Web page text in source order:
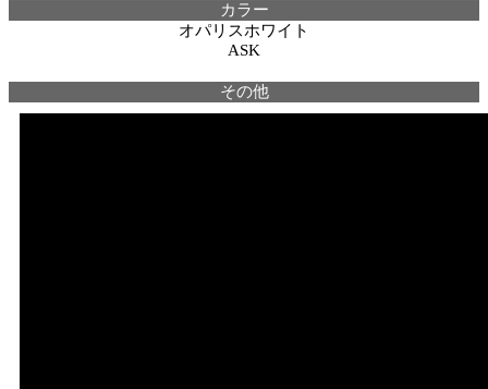
カラー
オパリスホワイト
ASK
その他